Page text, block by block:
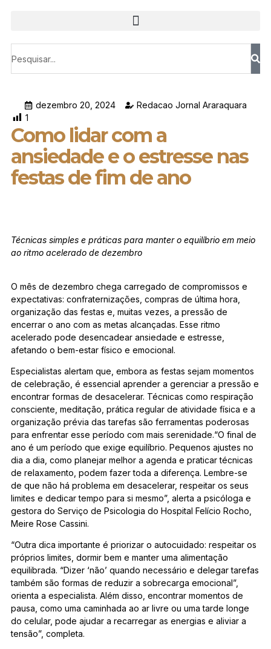
dezembro 20, 2024
Redacao Jornal Araraquara
1
Como lidar com a
ansiedade e o estresse nas
festas de fim de ano
Técnicas simples e práticas para manter o equilíbrio em meio
ao ritmo acelerado de dezembro
O mês de dezembro chega carregado de compromissos e
expectativas: confraternizações, compras de última hora,
organização das festas e, muitas vezes, a pressão de
encerrar o ano com as metas alcançadas. Esse ritmo
acelerado pode desencadear ansiedade e estresse,
afetando o bem-estar físico e emocional.
Especialistas alertam que, embora as festas sejam momentos
de celebração, é essencial aprender a gerenciar a pressão e
encontrar formas de desacelerar. Técnicas como respiração
consciente, meditação, prática regular de atividade física e a
organização prévia das tarefas são ferramentas poderosas
para enfrentar esse período com mais serenidade.“O final de
ano é um período que exige equilíbrio. Pequenos ajustes no
dia a dia, como planejar melhor a agenda e praticar técnicas
de relaxamento, podem fazer toda a diferença. Lembre-se
de que não há problema em desacelerar, respeitar os seus
limites e dedicar tempo para si mesmo”, alerta a psicóloga e
gestora do Serviço de Psicologia do Hospital Felício Rocho,
Meire Rose Cassini.
“Outra dica importante é priorizar o autocuidado: respeitar os
próprios limites, dormir bem e manter uma alimentação
equilibrada. “Dizer ‘não’ quando necessário e delegar tarefas
também são formas de reduzir a sobrecarga emocional”,
orienta a especialista. Além disso, encontrar momentos de
pausa, como uma caminhada ao ar livre ou uma tarde longe
do celular, pode ajudar a recarregar as energias e aliviar a
tensão”, completa.